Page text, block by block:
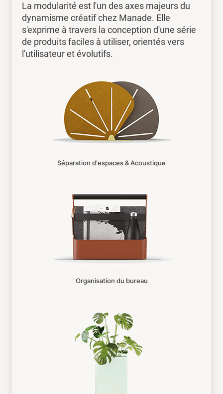
La modularité est l'un des axes majeurs du
dynamisme créatif chez Manade. Elle
s'exprime à travers la conception d'une série
de produits faciles à utiliser, orientés vers
l'utilisateur et évolutifs.
Séparation d'espaces & Acoustique
Organisation du bureau